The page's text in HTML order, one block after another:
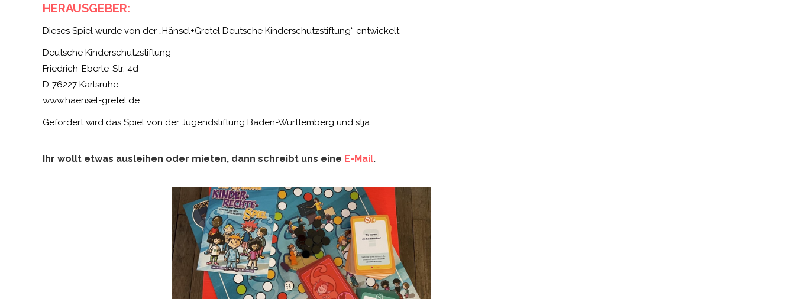
HERAUSGEBER:
Dieses Spiel wurde von der „Hänsel+Gretel Deutsche Kinderschutzstiftung“ entwickelt.
Deutsche Kinderschutzstiftung
Friedrich-Eberle-Str. 4d
D-76227 Karlsruhe
www.haensel-gretel.de
Gefördert wird das Spiel von der Jugendstiftung Baden-Württemberg und stja.
Ihr wollt etwas ausleihen oder mieten, dann schreibt uns eine E-Mail.
INHALT